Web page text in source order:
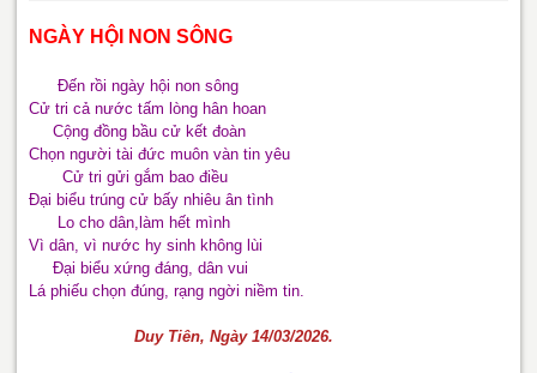
NGÀY HỘI NON SÔNG
Đến rồi ngày hội non sông
Cử tri cả nước tấm lòng hân hoan
Cộng đồng bầu cử kết đoàn
Chọn người tài đức muôn vàn tin yêu
Cử tri gửi gắm bao điều
Đại biểu trúng cử bấy nhiêu ân tình
Lo cho dân,làm hết mình
Vì dân, vì nước hy sinh không lùi
Đại biểu xứng đáng, dân vui
Lá phiếu chọn đúng, rạng ngời niềm tin.
Duy Tiên, Ngày 14/03/2026.